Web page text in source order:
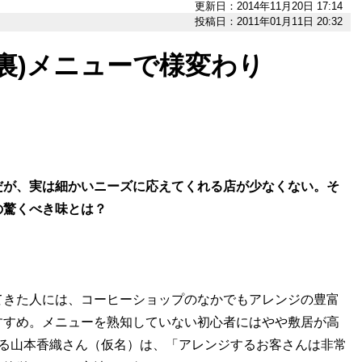
更新日：2014年11月20日 17:14
投稿日：2011年01月11日 20:32
)メニューで様変わり
、実は細かいニーズに応えてくれる店が少なくない。そ
くべき味とは？
た人には、コーヒーショップのなかでもアレンジの豊富
め。メニューを熟知していない初心者にはやや敷居が高
山本香織さん（仮名）は、「アレンジするお客さんは非常